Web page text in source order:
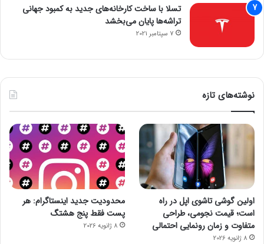
تسلا با ساخت کارخانه‌های جدید به کمبود جهانی
تراشه‌ها پایان می‌بخشد
7 سپتامبر 2021
نوشته‌های تازه
اولین گوشی تاشوی اپل در راه
است؛ قیمت نجومی، طراحی
متفاوت و زمان رونمایی احتمالی
8 ژانویه 2026
محدودیت جدید اینستاگرام: هر
پست فقط پنج هشتگ
8 ژانویه 2026